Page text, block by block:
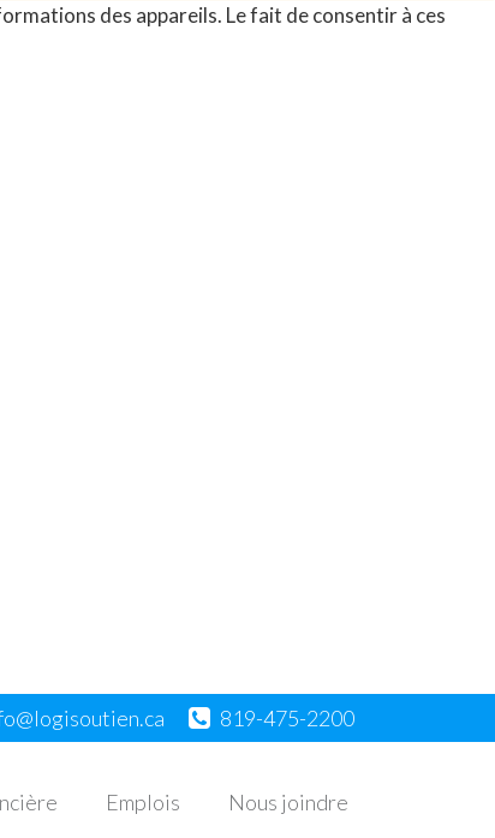
des appareils. Le fait de consentir à ces
819-475-2200
Emplois Nous joindre